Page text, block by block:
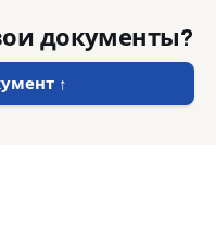
документы?
↑